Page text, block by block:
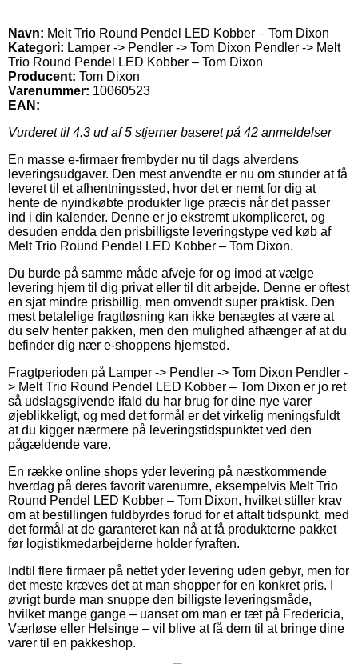
Navn: Melt Trio Round Pendel LED Kobber – Tom Dixon
Kategori: Lamper -> Pendler -> Tom Dixon Pendler -> Melt
Trio Round Pendel LED Kobber – Tom Dixon
Producent: Tom Dixon
Varenummer: 10060523
EAN:
Vurderet til 4.3 ud af 5 stjerner baseret på 42 anmeldelser
En masse e-firmaer frembyder nu til dags alverdens
leveringsudgaver. Den mest anvendte er nu om stunder at få
leveret til et afhentningssted, hvor det er nemt for dig at
hente de nyindkøbte produkter lige præcis når det passer
ind i din kalender. Denne er jo ekstremt ukompliceret, og
desuden endda den prisbilligste leveringstype ved køb af
Melt Trio Round Pendel LED Kobber – Tom Dixon.
Du burde på samme måde afveje for og imod at vælge
levering hjem til dig privat eller til dit arbejde. Denne er oftest
en sjat mindre prisbillig, men omvendt super praktisk. Den
mest betalelige fragtløsning kan ikke benægtes at være at
du selv henter pakken, men den mulighed afhænger af at du
befinder dig nær e-shoppens hjemsted.
Fragtperioden på Lamper -> Pendler -> Tom Dixon Pendler -
> Melt Trio Round Pendel LED Kobber – Tom Dixon er jo ret
så udslagsgivende ifald du har brug for dine nye varer
øjeblikkeligt, og med det formål er det virkelig meningsfuldt
at du kigger nærmere på leveringstidspunktet ved den
pågældende vare.
En række online shops yder levering på næstkommende
hverdag på deres favorit varenumre, eksempelvis Melt Trio
Round Pendel LED Kobber – Tom Dixon, hvilket stiller krav
om at bestillingen fuldbyrdes forud for et aftalt tidspunkt, med
det formål at de garanteret kan nå at få produkterne pakket
før logistikmedarbejderne holder fyraften.
Indtil flere firmaer på nettet yder levering uden gebyr, men for
det meste kræves det at man shopper for en konkret pris. I
øvrigt burde man snuppe den billigste leveringsmåde,
hvilket mange gange – uanset om man er tæt på Fredericia,
Værløse eller Helsinge – vil blive at få dem til at bringe dine
varer til en pakkeshop.